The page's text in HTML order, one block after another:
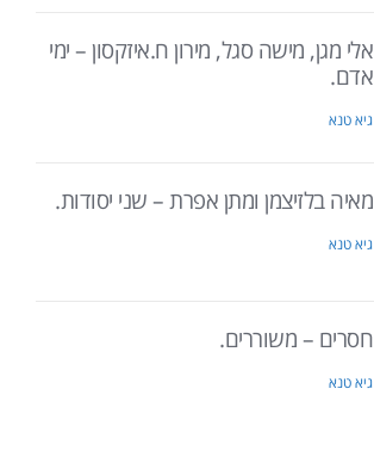
אלי מגן, מישה סגל, מירון ח.איזקסון – ימי
אדם.
גיא טנא
מאיה בלזיצמן ומתן אפרת – שני יסודות.
גיא טנא
חסרים – משוררים.
גיא טנא